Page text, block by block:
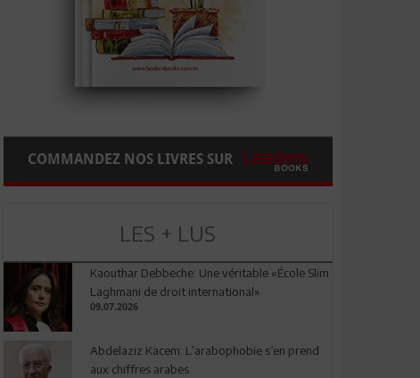
COMMANDEZ NOS LIVRES SUR
LES + LUS
Kaouthar Debbeche: Une véritable «École Slim
Laghmani de droit international»
09.07.2026
Abdelaziz Kacem: L’arabophobie s’en prend
aux chiffres arabes